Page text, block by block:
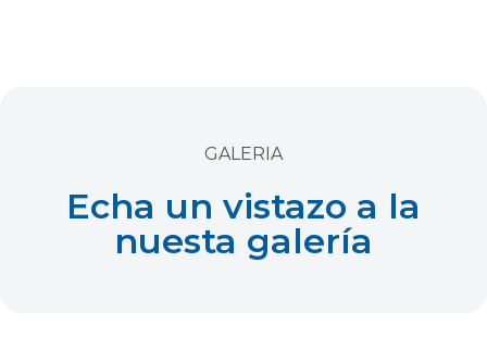
GALERIA
Echa un vistazo a la
nuesta galería